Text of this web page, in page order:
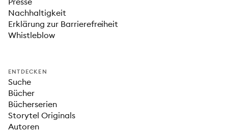
Nachhaltigkeit
Erklärung zur Barrierefreiheit
Whistleblow
ENTDECKEN
Suche
Bücher
Bücherserien
Storytel Originals
Autoren